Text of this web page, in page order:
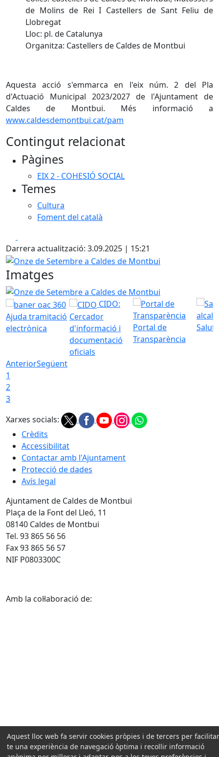
de Molins de Rei I Castellers de Sant Feliu de
Llobregat
Lloc: pl. de Catalunya
Organitza: Castellers de Caldes de Montbui
Aquesta acció s'emmarca en l'eix núm. 2 del Pla
d'Actuació Municipal 2023/2027 de l'Ajuntament de
Caldes de Montbui. Més informació a
www.caldesdemontbui.cat/pam
Contingut relacionat
Pàgines
EIX 2 - COHESIÓ SOCIAL
Temes
Cultura
Foment del català
Darrera actualització: 3.09.2025 | 15:21
Onze de Setembre a Caldes de Montbui
Imatges
Onze de Setembre a Caldes de Montbui
Ajuda tramitació
electrònica
CIDO:
Cercador
d'informació i
documentació
oficials
Portal de
Transparència
AnteriorSegüent
1
2
3
Xarxes socials:
Crèdits
Accessibilitat
Contactar amb l'Ajuntament
Protecció de dades
Avís legal
Ajuntament de Caldes de Montbui
Plaça de la Font del Lleó, 11
08140 Caldes de Montbui
Tel. 93 865 56 56
Fax 93 865 56 57
NIF P0803300C
Amb la col·laboració de:
Aquest lloc web fa servir cookies pròpies i de tercers per
te una experiència de navegació òptima i recollir informació